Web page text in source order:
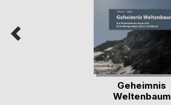
Geheimnis
Weltenbaum